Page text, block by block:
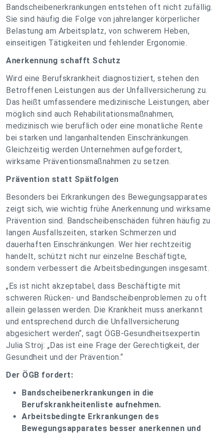
Bandscheibenerkrankungen entstehen oft nicht zufällig.
Sie sind häufig die Folge von jahrelanger körperlicher
Belastung am Arbeitsplatz, von schwerem Heben,
einseitigen Tätigkeiten und fehlender Ergonomie.
Anerkennung schafft Schutz
Wird eine Berufskrankheit diagnostiziert, stehen den
Betroffenen Leistungen aus der Unfallversicherung zu.
Das heißt umfassendere medizinische Leistungen, aber
möglich sind auch Rehabilitationsmaßnahmen,
medizinisch wie beruflich oder eine monatliche Rente
bei starken und langanhaltenden Einschränkungen.
Gleichzeitig werden Unternehmen aufgefordert,
wirksame Präventionsmaßnahmen zu setzen.
Prävention statt Spätfolgen
Besonders bei Erkrankungen des Bewegungsapparates
zeigt sich, wie wichtig frühe Anerkennung und wirksame
Prävention sind. Bandscheibenschäden führen häufig zu
langen Ausfallszeiten, starken Schmerzen und
dauerhaften Einschränkungen. Wer hier rechtzeitig
handelt, schützt nicht nur einzelne Beschäftigte,
sondern verbessert die Arbeitsbedingungen insgesamt.
„Es ist nicht akzeptabel, dass Beschäftigte mit
schweren Rücken- und Bandscheibenproblemen zu oft
allein gelassen werden. Die Krankheit muss anerkannt
und entsprechend durch die Unfallversicherung
abgesichert werden“, sagt ÖGB-Gesundheitsexpertin
Julia Stroj: „Das ist eine Frage der Gerechtigkeit, der
Gesundheit und der Prävention.“
Der ÖGB fordert:
Bandscheibenerkrankungen in die
Berufskrankheitenliste aufnehmen.
Arbeitsbedingte Erkrankungen des
Bewegungsapparates besser anerkennen und